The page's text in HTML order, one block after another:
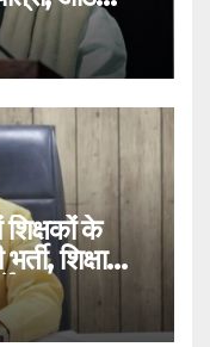
के
शिक्षा